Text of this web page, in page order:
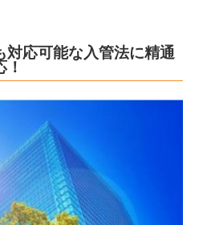
対応可能な入管法に精通
！